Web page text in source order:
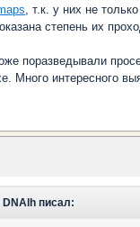
, т.к. у них не
степень их
поразведывали
Много интересного
DNAlh писал: